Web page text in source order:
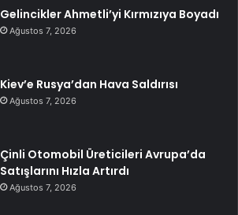
Gelincikler Ahmetli’yi Kırmızıya Boyadı
Ağustos 7, 2026
Kiev’e Rusya’dan Hava Saldırısı
Ağustos 7, 2026
Çinli Otomobil Üreticileri Avrupa’da
Satışlarını Hızla Artırdı
Ağustos 7, 2026